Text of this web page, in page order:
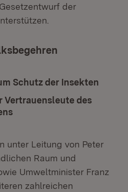
der
Schutz der Insekten
Vertrauensleute des
unter Leitung von Peter
Raum und
Umweltminister Franz
zahlreichen